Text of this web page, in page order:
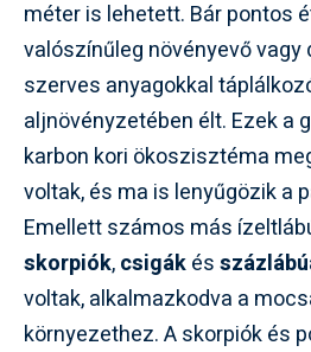
méter is lehetett. Bár pontos
valószínűleg növényevő
szerves anyagokkal
aljnövényzetében élt. Ezek a
karbon kori ökoszisztéma
voltak, és ma is lenyűgözik a
Emellett számos más
skorpiók,csigákés
voltak, alkalmazkodva a
környezethez. A skorpiók és